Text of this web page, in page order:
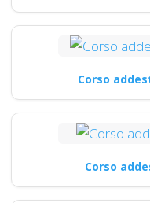
Corso
Corso